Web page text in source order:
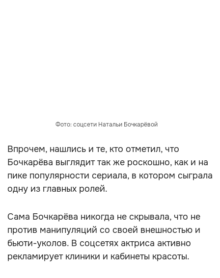
Фото: соцсети Натальи Бочкарёвой
Впрочем, нашлись и те, кто отметил, что
Бочкарёва выглядит так же роскошно, как и на
пике популярности сериала, в котором сыграла
одну из главных ролей.
Сама Бочкарёва никогда не скрывала, что не
против манипуляций со своей внешностью и
бьюти-уколов. В соцсетях актриса активно
рекламирует клиники и кабинеты красоты.